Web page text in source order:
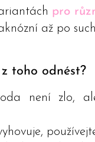
pro
až po
toho odnést?
není zlo,